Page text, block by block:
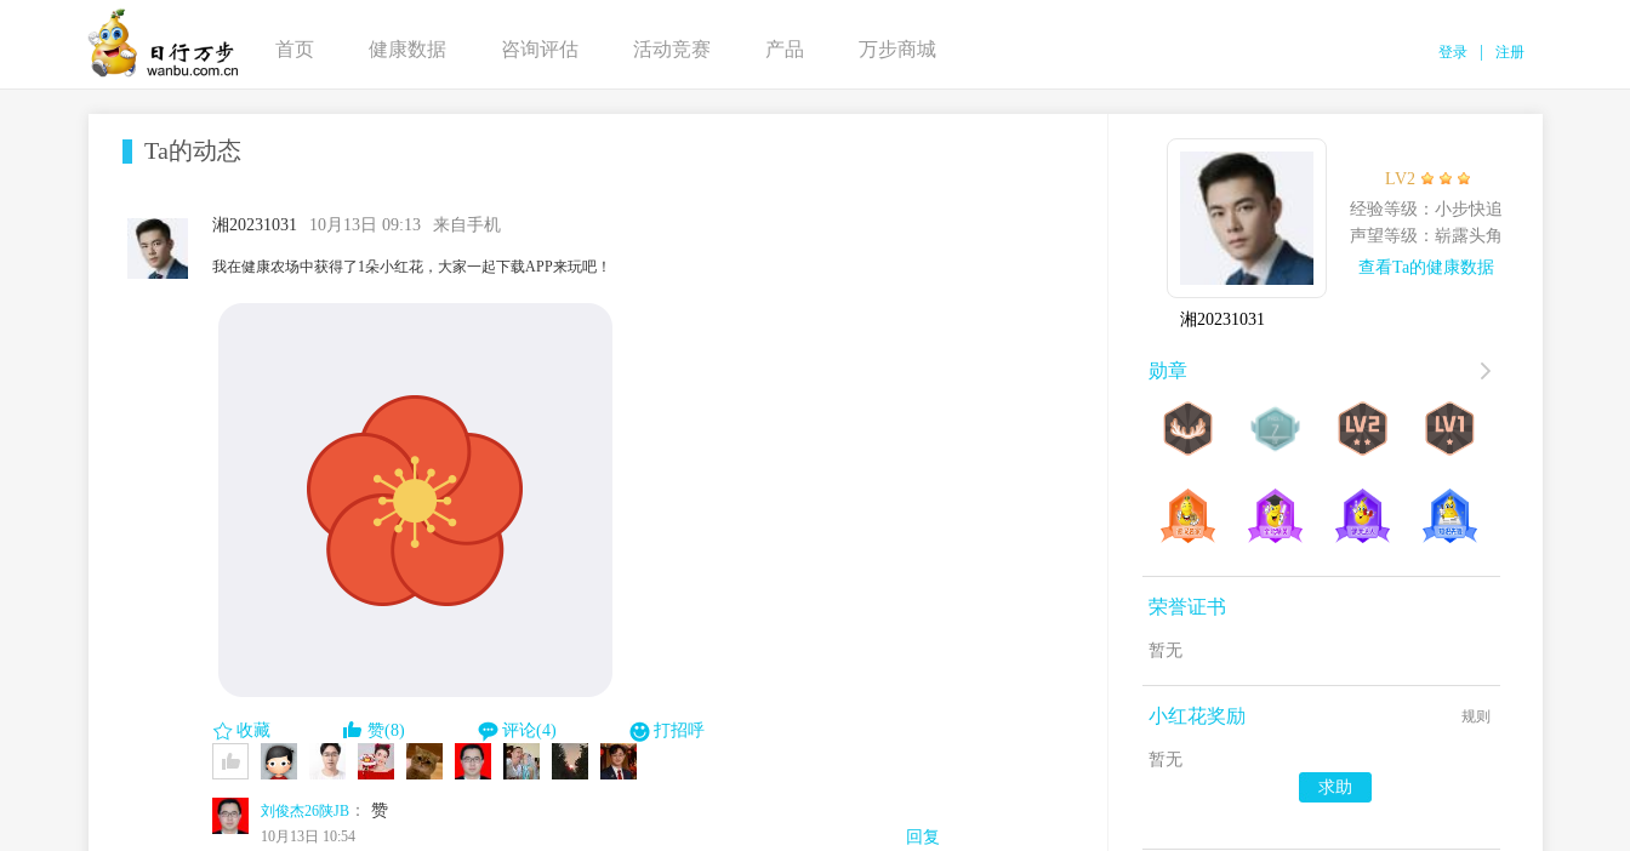
登录 注册
首页 健康数据 咨询评估 活动竞赛 产品 万步商城
Ta的动态
湘20231031 10月13日 09:13 来自手机
我在健康农场中获得了1朵小红花，大家一起下载APP来玩吧！
收藏 赞(8) 评论(4) 打招呼
刘俊杰26陕JB： 赞
10月13日 10:54 回复
LV2
经验等级 ：小步快追
声望等级 ：崭露头角
查看Ta的健康数据
湘20231031
勋章
荣誉证书
暂无
小红花奖励 规则
暂无
求助